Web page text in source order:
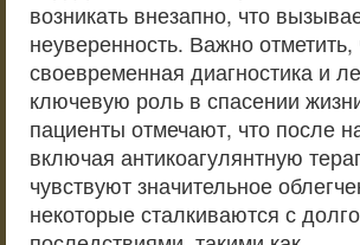
возникать внезапно, что
неуверенность. Важно отметить,
своевременная диагностика и
ключевую роль в спасении
пациенты отмечают, что после
включая антикоагулянтную
чувствуют значительное
некоторые сталкиваются с